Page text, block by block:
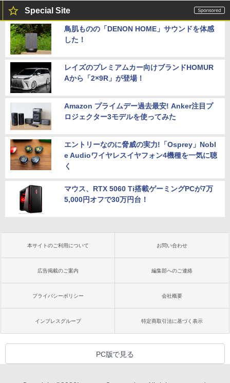
Special Site
鳥肌ものの「DENON HOME」サウンドを体感
した！
レイズのプレミアムカー向けブランドHOMUR
Aから「2×9R」が登場！
Amazon プライムデー過去最安! Anker注目プ
ロジェクター3モデルを使ってみた
エントリーなのに脅威の実力!「Osprey」Nobl
e Audioワイヤレスイヤフォン4機種を一気に聴
く
マウス、RTX 5060 Ti搭載ゲーミングPCが7万
5,000円オフで30万円台！
本サイトのご利用について お問い合わせ
広告掲載のご案内 編集部へのご連絡
プライバシーポリシー 会社概要
インプレスグループ 特定商取引法に基づく表示
PC版で見る